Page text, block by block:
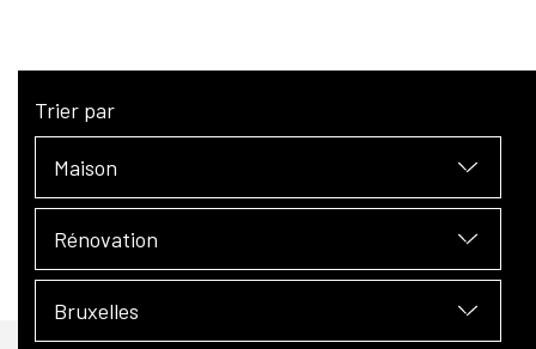
Trier par
Maison
Rénovation
Bruxelles